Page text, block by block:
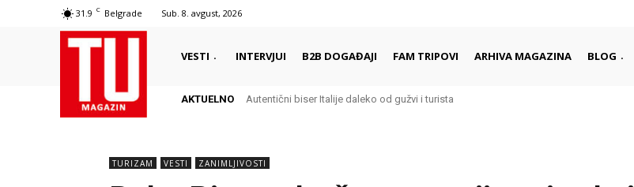
31.9 C Belgrade Sub. 8. avgust, 2026
VESTI INTERVJUI B2B DOGAĐAJI FAM TRIPOVI ARHIVA MAGAZINA BLOG
AKTUELNO Delikates sa kojim Grci započinju i završavaju dan
TURIZAM VESTI ZANIMLJIVOSTI